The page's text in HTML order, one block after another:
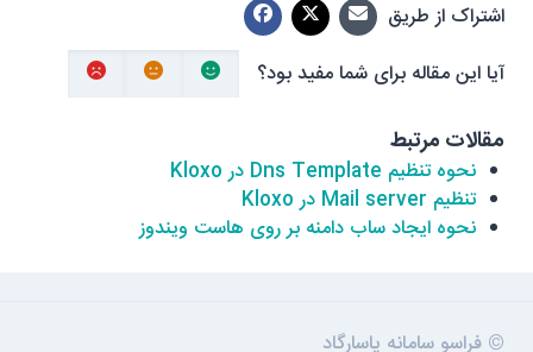
اشتراک از طریق
آیا این مقاله برای شما مفید بود؟
مقالات مرتبط
نحوه تنظیم Dns Template در Kloxo
تنظیم Mail server در Kloxo
نحوه ایجاد ساب دامنه بر روی هاست ویندوز
© فراسو سامانه پاسارگاد